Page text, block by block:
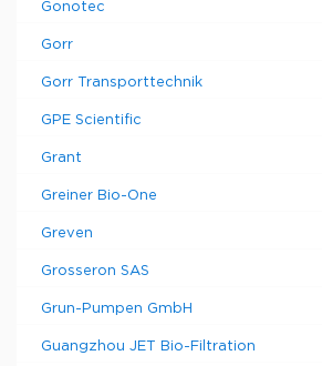
Gonotec
Gorr
Gorr Transporttechnik
GPE Scientific
Grant
Greiner Bio-One
Greven
Grosseron SAS
Grun-Pumpen GmbH
Guangzhou JET Bio-Filtration